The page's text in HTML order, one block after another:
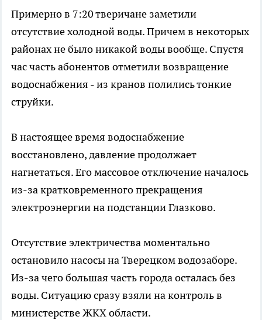
Примерно в 7:20 тверичане заметили
отсутствие холодной воды. Причем в некоторых
районах не было никакой воды вообще. Спустя
час часть абонентов отметили возвращение
водоснабжения - из кранов полились тонкие
струйки.
В настоящее время водоснабжение
восстановлено, давление продолжает
нагнетаться. Его массовое отключение началось
из-за кратковременного прекращения
электроэнергии на подстанции Глазково.
Отсутствие электричества моментально
остановило насосы на Тверецком водозаборе.
Из-за чего большая часть города осталась без
воды. Ситуацию сразу взяли на контроль в
министерстве ЖКХ области.